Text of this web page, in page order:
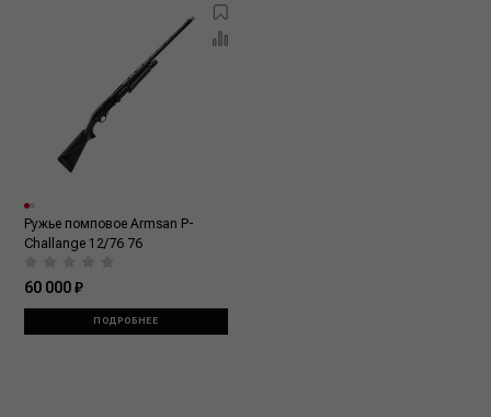
Ружье помповое Armsan P-
Challange 12/76 76
60 000 ₽
ПОДРОБНЕЕ